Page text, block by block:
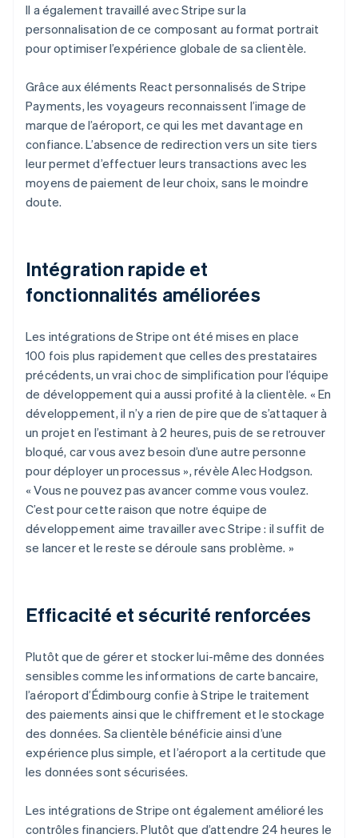
Il a également travaillé avec Stripe sur la
personnalisation de ce composant au format portrait
pour optimiser l’expérience globale de sa clientèle.
Grâce aux éléments React personnalisés de Stripe
Payments, les voyageurs reconnaissent l’image de
marque de l’aéroport, ce qui les met davantage en
confiance. L’absence de redirection vers un site tiers
leur permet d’effectuer leurs transactions avec les
moyens de paiement de leur choix, sans le moindre
doute.
Intégration rapide et
fonctionnalités améliorées
Les intégrations de Stripe ont été mises en place
100 fois plus rapidement que celles des prestataires
précédents, un vrai choc de simplification pour l’équipe
de développement qui a aussi profité à la clientèle. « En
développement, il n’y a rien de pire que de s’attaquer à
un projet en l’estimant à 2 heures, puis de se retrouver
bloqué, car vous avez besoin d’une autre personne
pour déployer un processus », révèle Alec Hodgson.
« Vous ne pouvez pas avancer comme vous voulez.
C’est pour cette raison que notre équipe de
développement aime travailler avec Stripe : il suffit de
se lancer et le reste se déroule sans problème. »
Efficacité et sécurité renforcées
Plutôt que de gérer et stocker lui-même des données
sensibles comme les informations de carte bancaire,
l’aéroport d’Édimbourg confie à Stripe le traitement
des paiements ainsi que le chiffrement et le stockage
des données. Sa clientèle bénéficie ainsi d’une
expérience plus simple, et l’aéroport a la certitude que
les données sont sécurisées.
Les intégrations de Stripe ont également amélioré les
contrôles financiers. Plutôt que d’attendre 24 heures le